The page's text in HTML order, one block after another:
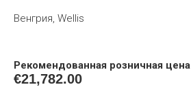
Венгрия, Wellis
Рекомендованная розничная цена
€21,782.00